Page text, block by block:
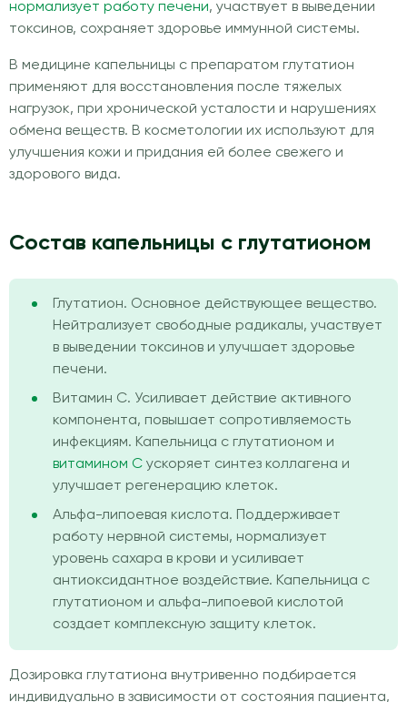
нормализует работу печени, участвует в выведении
токсинов, сохраняет здоровье иммунной системы.
В медицине капельницы с препаратом глутатион
применяют для восстановления после тяжелых
нагрузок, при хронической усталости и нарушениях
обмена веществ. В косметологии их используют для
улучшения кожи и придания ей более свежего и
здорового вида.
Состав капельницы с глутатионом
Глутатион. Основное действующее вещество.
Нейтрализует свободные радикалы, участвует
в выведении токсинов и улучшает здоровье
печени.
Витамин C. Усиливает действие активного
компонента, повышает сопротивляемость
инфекциям. Капельница с глутатионом и
витамином С ускоряет синтез коллагена и
улучшает регенерацию клеток.
Альфа-липоевая кислота. Поддерживает
работу нервной системы, нормализует
уровень сахара в крови и усиливает
антиоксидантное воздействие. Капельница с
глутатионом и альфа-липоевой кислотой
создает комплексную защиту клеток.
Дозировка глутатиона внутривенно подбирается
индивидуально в зависимости от состояния пациента,